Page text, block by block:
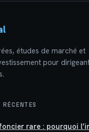
études de marché et
pour
rare : pourquoi